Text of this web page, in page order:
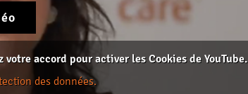
accord pour activer les Cookies de YouTube.
des données.